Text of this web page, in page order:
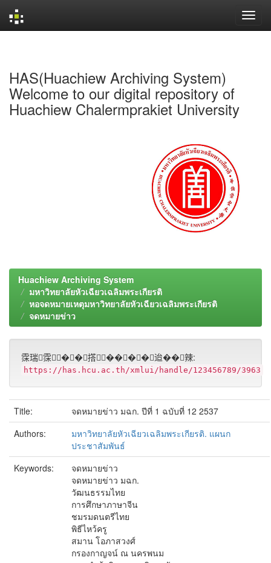
HAS(Huachiew Archiving System)
Welcome to our digital repository of
Huachiew Chalermprakiet University
Huachiew Archiving System
มหาวิทยาลัยหัวเฉียวเฉลิมพระเกียรติ
หอจดหมายเหตุมหาวิทยาลัยหัวเฉียวเฉลิมพระเกียรติ
จดหมายข่าว
霂瑞霂��撘����迨��辣:
https://has.hcu.ac.th/xmlui/handle/123456789/3963
Title:
จดหมายข่าว มฉก. ปีที่ 1 ฉบับที่ 12 2537
Authors:
มหาวิทยาลัยหัวเฉียวเฉลิมพระเกียรติ. แผนก
ประชาสัมพันธ์
Keywords:
จดหมายข่าว
จดหมายข่าว มฉก.
วัฒนธรรมไทย
การศึกษาภาษาจีน
ชมรมดนตรีไทย
พิธีไหว้ครู
สมาน โอภาสวงศ์
กรองกาญจน์ ณ นครพนม